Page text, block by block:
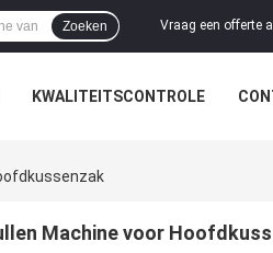
Vraag een offerte
Zoeken
KWALITEITSCONTROLE
Machine voor